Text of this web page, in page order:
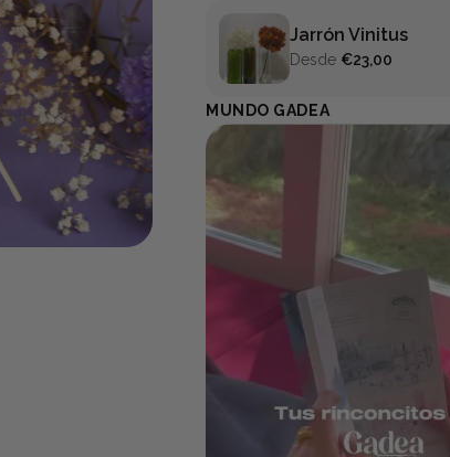
Jarrón Vinitus
Desde €23,00
MUNDO GADEA